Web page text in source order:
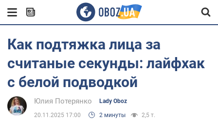
Как подтяжка лица за
считаные секунды: лайфхак
с белой подводкой
Юлия Потерянко Lady Oboz
20.11.2025 17:00 2 минуты 2,5 т.